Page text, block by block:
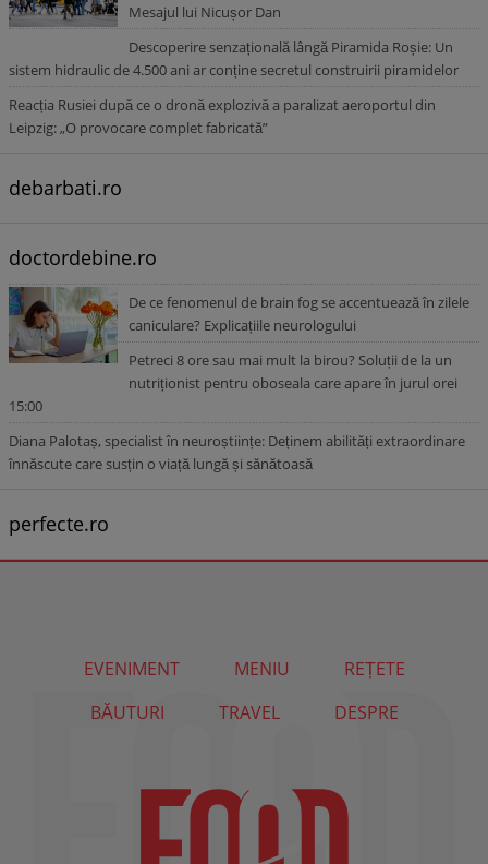
Mesajul lui Nicușor Dan
Descoperire senzațională lângă Piramida Roșie: Un
sistem hidraulic de 4.500 ani ar conține secretul construirii piramidelor
Reacția Rusiei după ce o dronă explozivă a paralizat aeroportul din
Leipzig: „O provocare complet fabricată”
debarbati.ro
doctordebine.ro
De ce fenomenul de brain fog se accentuează în zilele
caniculare? Explicațiile neurologului
Petreci 8 ore sau mai mult la birou? Soluții de la un
nutriționist pentru oboseala care apare în jurul orei
15:00
Diana Palotaș, specialist în neuroștiințe: Deținem abilități extraordinare
înnăscute care susțin o viață lungă și sănătoasă
perfecte.ro
EVENIMENT MENIU
REȚETE
BĂUTURI
TRAVEL DESPRE